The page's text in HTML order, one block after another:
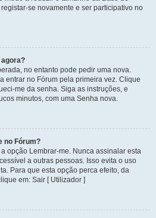
se novamente e ser participativo no
agora?
no entanto pode pedir uma nova.
entrar no Fórum pela primeira vez. Clique
me da senha. Siga as instruções, e
minutos, com uma Senha nova.
no Fórum?
opção Lembrar-me. Nunca assinalar esta
a outras pessoas. Isso evita o uso
Para que esta opção perca efeito, da
em: Sair [ Utilizador ]